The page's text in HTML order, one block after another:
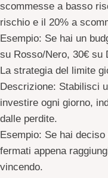
scommesse a basso
rischio e il 20% a
Esempio: Se hai un
su Rosso/Nero, 30€ su
La strategia del limite
Descrizione: Stabilisci
investire ogni giorno,
dalle perdite.
Esempio: Se hai
fermati appena
vincendo.